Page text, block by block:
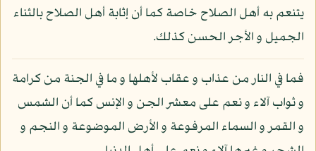
يتنعم به أهل الصلاح خاصة كما أن إثابة أهل الصلاح بالثناء
الجميل و الأجر الحسن كذلك.
فما في النار من عذاب و عقاب لأهلها و ما في الجنة من كرامة
و ثواب آلاء و نعم على معشر الجن و الإنس كما أن الشمس
و القمر و السماء المرفوعة و الأرض الموضوعة و النجم و